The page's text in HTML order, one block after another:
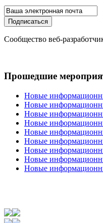
Сообщество веб-
Прошедшие
Новые
Новые
Новые
Новые
Новые
Новые
Новые
Новые
Новые